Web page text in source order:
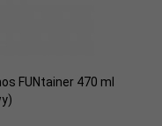
FUNtainer 470 ml